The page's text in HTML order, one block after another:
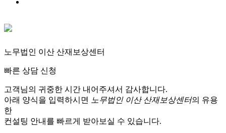
노무법인 이산 산재보상센터
빠른 상담 신청
고객님의 귀중한 시간 내어주셔서 감사합니다.
아래 양식을 입력하시면
노무법인 이산 산재보상센터의 유용
한
컨설팅 안내를 빠르게 받아보실 수 있습니다.